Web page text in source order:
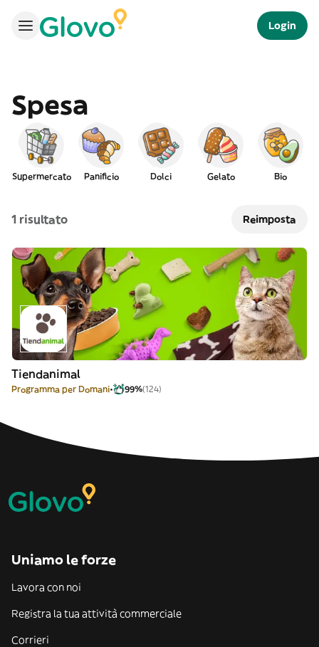
Login
Spesa
Supermercato Panificio Dolci Gelato Bio
1 risultato Reimposta
Tiendanimal
Programma per Domani 99%(124)
Uniamo le forze
Lavora con noi
Registra la tua attività commerciale
Corrieri